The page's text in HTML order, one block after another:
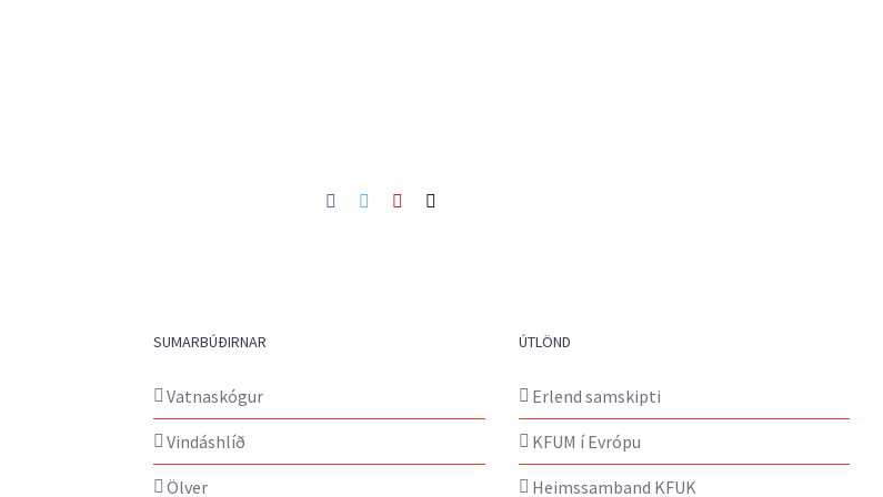
Facebook
TwitterPinterest
SUMARBÚÐIRNAR
Vatnaskógur
Vindáshlíð
Ölver
ÚTLÖND
Erlend samskipti
KFUM í Evrópu
Heimssamband KFUK